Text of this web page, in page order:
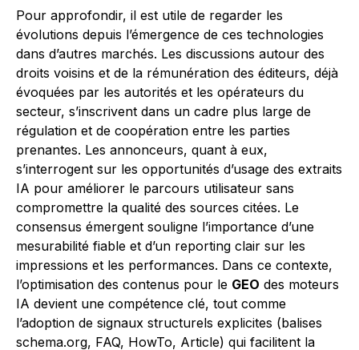
Pour approfondir, il est utile de regarder les
évolutions depuis l’émergence de ces technologies
dans d’autres marchés. Les discussions autour des
droits voisins et de la rémunération des éditeurs, déjà
évoquées par les autorités et les opérateurs du
secteur, s’inscrivent dans un cadre plus large de
régulation et de coopération entre les parties
prenantes. Les annonceurs, quant à eux,
s’interrogent sur les opportunités d’usage des extraits
IA pour améliorer le parcours utilisateur sans
compromettre la qualité des sources citées. Le
consensus émergent souligne l’importance d’une
mesurabilité fiable et d’un reporting clair sur les
impressions et les performances. Dans ce contexte,
l’optimisation des contenus pour le GEO des moteurs
IA devient une compétence clé, tout comme
l’adoption de signaux structurels explicites (balises
schema.org, FAQ, HowTo, Article) qui facilitent la